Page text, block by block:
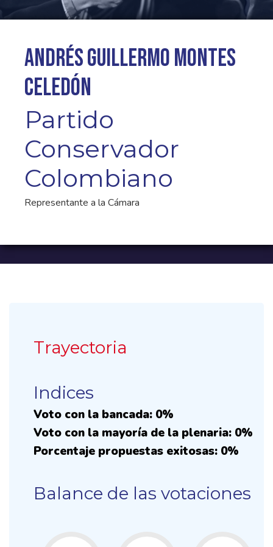
Andrés Guillermo Montes
Celedón
Partido
Conservador
Colombiano
Representante a la Cámara
Trayectoria
Indices
Voto con la bancada: 0%
Voto con la mayoría de la plenaria: 0%
Porcentaje propuestas exitosas: 0%
Balance de las votaciones